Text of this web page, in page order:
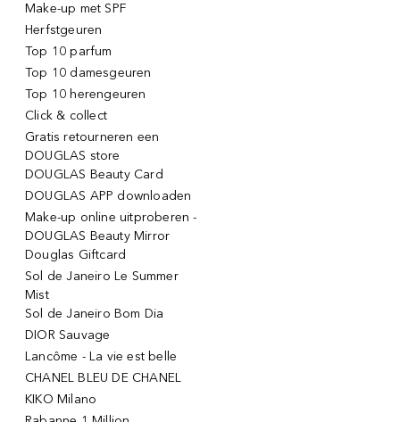
Make-up met SPF
Herfstgeuren
Top 10 parfum
Top 10 damesgeuren
Top 10 herengeuren
Click & collect
Gratis retourneren een
DOUGLAS store
DOUGLAS Beauty Card
DOUGLAS APP downloaden
Make-up online uitproberen -
DOUGLAS Beauty Mirror
Douglas Giftcard
Sol de Janeiro Le Summer
Mist
Sol de Janeiro Bom Dia
DIOR Sauvage
Lancôme - La vie est belle
CHANEL BLEU DE CHANEL
KIKO Milano